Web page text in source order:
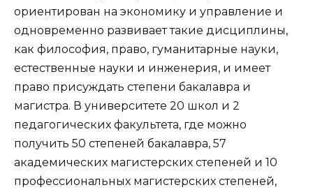
ориентирован на экономику и управление и
одновременно развивает такие дисциплины,
как философия, право, гуманитарные науки,
естественные науки и инженерия, и имеет
право присуждать степени бакалавра и
магистра. В университете 20 школ и 2
педагогических факультета, где можно
получить 50 степеней бакалавра, 57
академических магистерских степеней и 10
профессиональных магистерских степеней,